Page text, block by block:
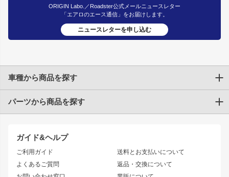
ORIGIN Labo.／Roadster公式メールニュースレター
「エアロのエース通信」をお届けします。
ニュースレターを申し込む
ガイド&ヘルプ
ご利用ガイド
よくあるご質問
送料とお支払いについて
返品・交換について
車種から商品を探す
トヨタ
JZX90 CHASER
JZX110 MARK II
JZX100 MARK II
アリスト
ソアラ
パーツから商品を探す
エアロシリーズ
ドリフトライン
風神
レーシングライン
アタックライン